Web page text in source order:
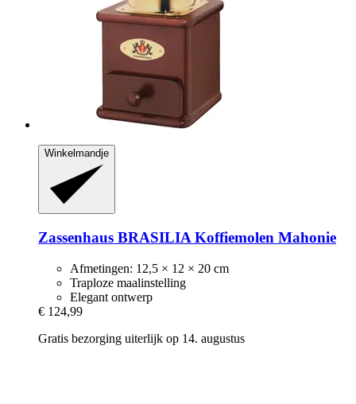
Winkelmandje
Zassenhaus BRASILIA Koffiemolen Mahonie
Afmetingen: 12,5 × 12 × 20 cm
Traploze maalinstelling
Elegant ontwerp
€ 124,99
Gratis bezorging uiterlijk op 14. augustus